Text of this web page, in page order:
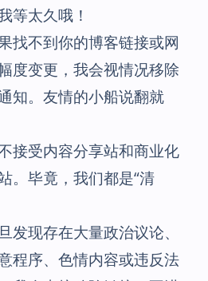
等太久哦！
找不到你的博客链接或网
度变更，我会视情况移除
知。友情的小船说翻就
接受内容分享站和商业化
。毕竟，我们都是“清
发现存在大量政治议论、
程序、色情内容或违反法